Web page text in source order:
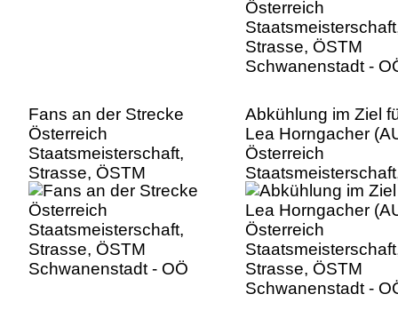
Fans an der Strecke
Österreich
Staatsmeisterschaft,
Strasse, ÖSTM
Schwanenstadt - OÖ
Abkühlung im Ziel
Lea Horngacher
Österreich
Strasse, ÖSTM
Schwanenstadt -